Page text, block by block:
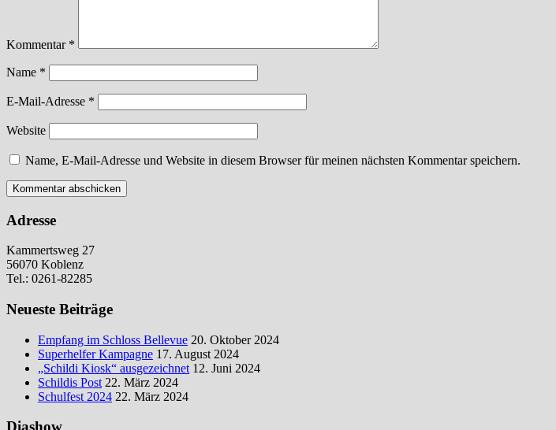
Kommentar *
Name *
E-Mail-Adresse *
Website
Name, E-Mail-Adresse und Website in diesem Browser für meinen nächsten Kommentar speichern.
Adresse
Kammertsweg 27
56070 Koblenz
Tel.: 0261-82285
Neueste Beiträge
Empfang im Schloss Bellevue 20. Oktober 2024
Superhelfer Kampagne 17. August 2024
„Schildi Kiosk“ ausgezeichnet 12. Juni 2024
Schildis Post 22. März 2024
Schulfest 2024 22. März 2024